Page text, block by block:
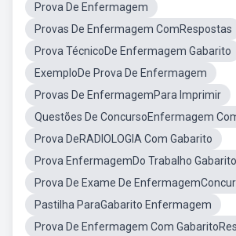
Prova De Enfermagem
Provas De Enfermagem ComRespostas
Prova TécnicoDe Enfermagem Gabarito
ExemploDe Prova De Enfermagem
Provas De EnfermagemPara Imprimir
Questões De ConcursoEnfermagem
Prova DeRADIOLOGIA Com Gabarito
Prova EnfermagemDo Trabalho Gabarito
Prova De Exame De
Pastilha ParaGabarito Enfermagem
Prova De Enfermagem Com